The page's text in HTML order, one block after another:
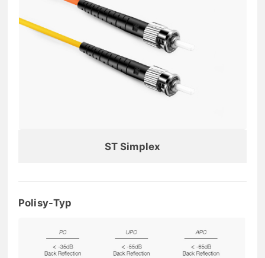
ST Simplex
Polisy-Typ